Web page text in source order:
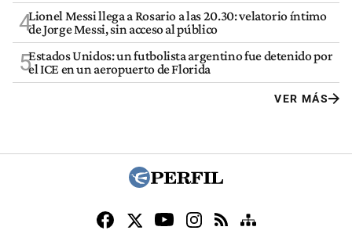
4Lionel Messi llega a Rosario a las 20.30: velatorio íntimo
de Jorge Messi, sin acceso al público
5Estados Unidos: un futbolista argentino fue detenido por
el ICE en un aeropuerto de Florida
VER MÁS